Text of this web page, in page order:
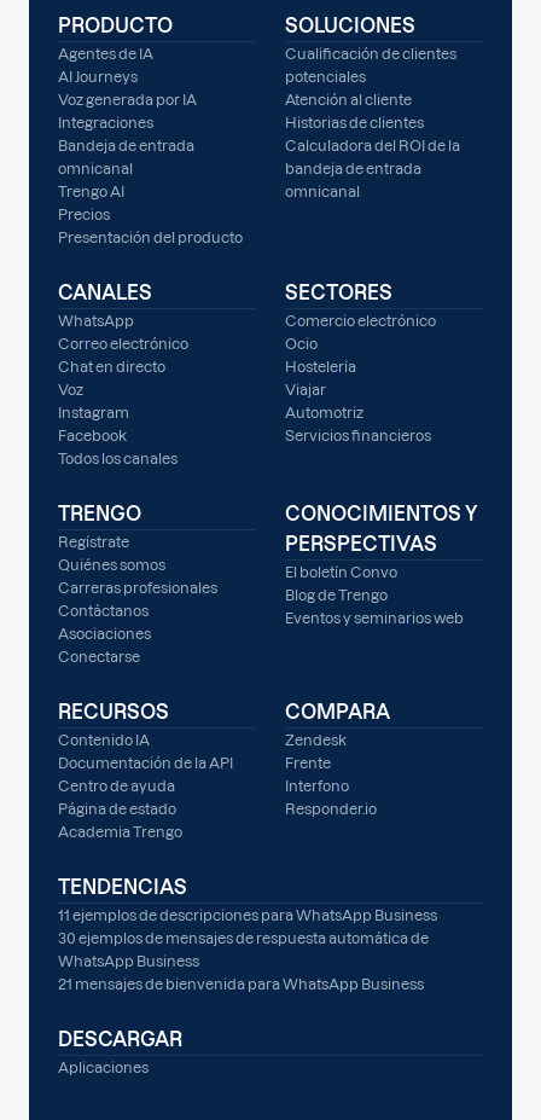
PRODUCTO
Agentes de IA
AI Journeys
Voz generada por IA
Integraciones
Bandeja de entrada
omnicanal
Trengo AI
Precios
Presentación del producto
SOLUCIONES
Cualificación de clientes
potenciales
Atención al cliente
Historias de clientes
Calculadora del ROI de la
bandeja de entrada
omnicanal
CANALES
WhatsApp
Correo electrónico
Chat en directo
Voz
Instagram
Facebook
Todos los canales
SECTORES
Comercio electrónico
Ocio
Hostelería
Viajar
Automotriz
Servicios financieros
TRENGO
Regístrate
Quiénes somos
Carreras profesionales
Contáctanos
Asociaciones
Conectarse
CONOCIMIENTOS Y
PERSPECTIVAS
El boletín Convo
Blog de Trengo
Eventos y seminarios web
RECURSOS
Contenido IA
Documentación de la API
Centro de ayuda
Página de estado
Academia Trengo
COMPARA
Zendesk
Frente
Interfono
Responder.io
TENDENCIAS
11 ejemplos de descripciones para WhatsApp Business
30 ejemplos de mensajes de respuesta automática de
WhatsApp Business
21 mensajes de bienvenida para WhatsApp Business
DESCARGAR
Aplicaciones